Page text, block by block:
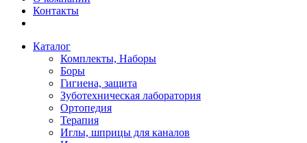
Контакты
Каталог
Комплекты, Наборы
Боры
Гигиена, защита
Зуботехническая лаборатория
Ортопедия
Терапия
Иглы, шприцы для каналов